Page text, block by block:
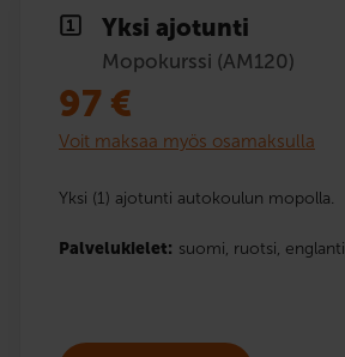
Yksi ajotunti
Mopokurssi (AM120)
97 €
Voit maksaa myös osamaksulla
Yksi (1) ajotunti autokoulun mopolla.
Palvelukielet: suomi, ruotsi, englanti